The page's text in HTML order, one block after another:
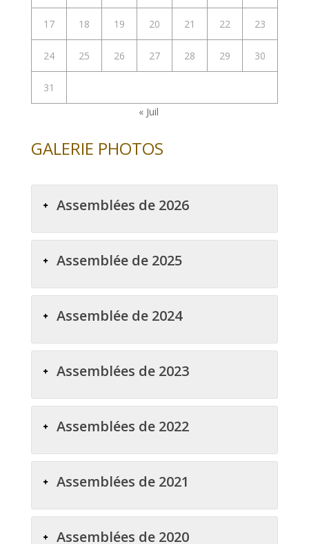
17 18 19 20 21 22 23
24 25 26 27 28 29 30
31
« Juil
GALERIE PHOTOS
Assemblées de 2026
Assemblée de 2025
Assemblée de 2024
Assemblées de 2023
Assemblées de 2022
Assemblées de 2021
Assemblées de 2020